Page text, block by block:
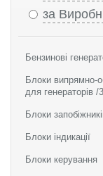
за
Бензинові
Блоки випрямно-
для генераторів /
Блоки
Блоки індикації
Блоки керування